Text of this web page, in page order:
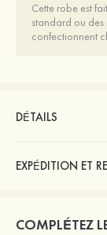
Cette robe est
standard ou des
confectionnent
DÉTAILS
EXPÉDITION ET
COMPLÉTEZ